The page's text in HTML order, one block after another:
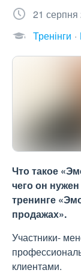
21 серпня
Тренінги
Что такое
чего он
тренинге
продажах».
Участники-
клиентами.